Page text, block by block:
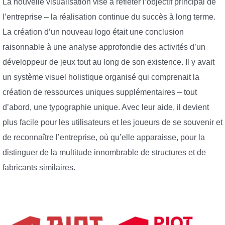
l’entreprise – la réalisation continue du succès à long terme.
La création d’un nouveau logo était une conclusion
raisonnable à une analyse approfondie des activités d’un
développeur de jeux tout au long de son existence. Il y avait
un système visuel holistique organisé qui comprenait la
création de ressources uniques supplémentaires – tout
d’abord, une typographie unique. Avec leur aide, il devient
plus facile pour les utilisateurs et les joueurs de se souvenir et
de reconnaître l’entreprise, où qu’elle apparaisse, pour la
distinguer de la multitude innombrable de structures et de
fabricants similaires.